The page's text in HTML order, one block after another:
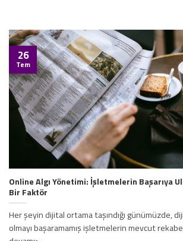
Online Algı Yönetimi: İşletmelerin Başarıya
Bir Faktör
Her şeyin dijital ortama taşındığı günümüzde,
olmayı başaramamış işletmelerin mevcut
26
Tem